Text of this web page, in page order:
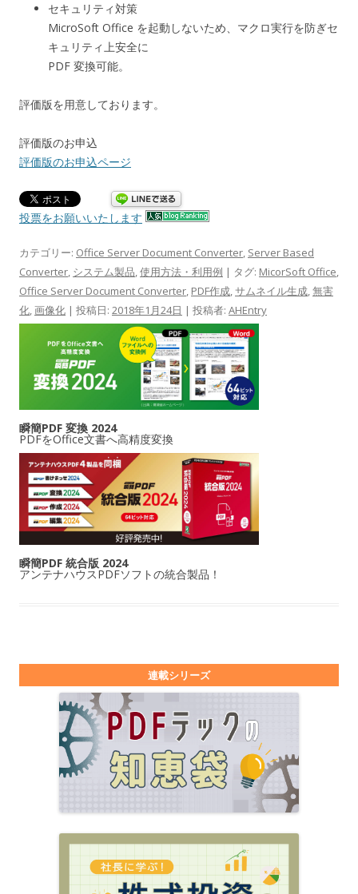
セキュリティ対策
MicroSoft Office を起動しないため、マクロ実行を防ぎセ
キュリティ上安全に
PDF 変換可能。
評価版を用意しております。
評価版のお申込
評価版のお申込ページ
投票をお願いいたします
カテゴリー: Office Server Document Converter, Server Based
Converter, システム製品,使用方法・利用例 | タグ: MicorSoft Office,
Office Server Document Converter, PDF作成,サムネイル生成,無害
化,画像化 | 投稿日: 2018年1月24日 | 投稿者: AHEntry
瞬簡PDF 変換 2024
PDFをOffice文書へ高精度変換
瞬簡PDF 統合版 2024
アンテナハウスPDFソフトの統合製品！
連載シリーズ